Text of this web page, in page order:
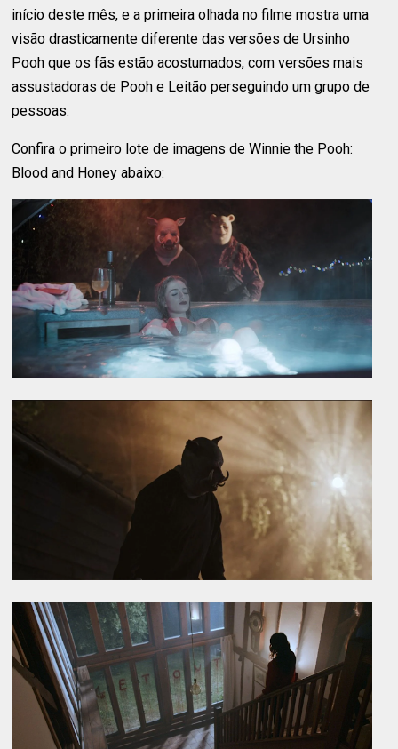
início deste mês, e a primeira olhada no filme mostra uma
visão drasticamente diferente das versões de Ursinho
Pooh que os fãs estão acostumados, com versões mais
assustadoras de Pooh e Leitão perseguindo um grupo de
pessoas.
Confira o primeiro lote de imagens de Winnie the Pooh:
Blood and Honey abaixo: